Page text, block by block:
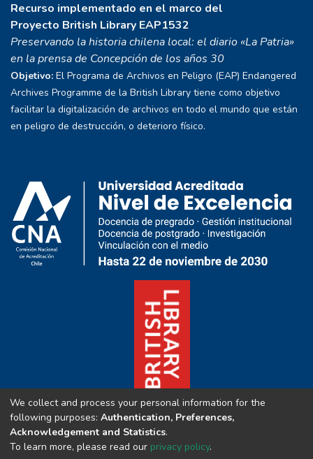
Recurso implementado en el marco del
Proyecto British Library EAP1532
Preservando la historia chilena local: el diario «La Patria»
en la prensa de Concepción de los años 30
Objetivo: El Programa de Archivos en Peligro (EAP) Endangered
Archives Programme de la British Library tiene como objetivo
facilitar la digitalización de archivos en todo el mundo que están
en peligro de destrucción, o deterioro físico.
We collect and process your personal information for the
following purposes: Authentication, Preferences,
Acknowledgement and Statistics.
To learn more, please read our privacy policy.